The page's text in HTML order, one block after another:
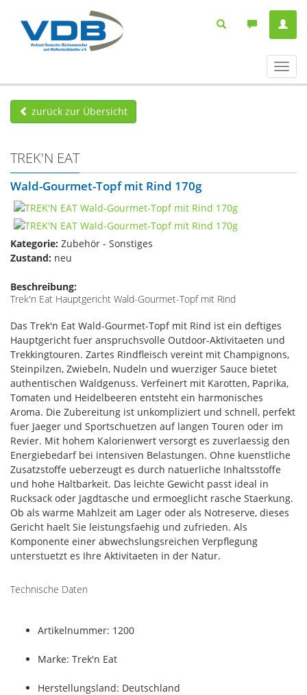
ein-/
zurück zur Übersicht
TREK'N EAT
Wald-Gourmet-Topf mit Rind 170g
Kategorie: Zubehör - Sonstiges
Zustand: neu
Beschreibung:
Trek'n Eat Hauptgericht Wald-Gourmet-Topf mit Rind
Das Trek'n Eat Wald-Gourmet-Topf mit Rind ist ein deftiges
Hauptgericht fuer anspruchsvolle Outdoor-Aktivitaeten und
Trekkingtouren. Zartes Rindfleisch vereint mit Champignons,
Steinpilzen, Zwiebeln, Nudeln und wuerziger Sauce bietet
authentischen Waldgenuss. Verfeinert mit Karotten, Paprika,
Tomaten und Heidelbeeren entsteht ein harmonisches
Aroma. Die Zubereitung ist unkompliziert und schnell, perfekt
fuer Jaeger und Sportschuetzen auf langen Touren oder im
Revier. Mit hohem Kalorienwert versorgt es zuverlaessig den
Energiebedarf bei intensiven Belastungen. Ohne kuenstliche
Zusatzstoffe ueberzeugt es durch natuerliche Inhaltsstoffe
und hohe Haltbarkeit. Das leichte Gewicht passt ideal in
Rucksack oder Jagdtasche und ermoeglicht rasche Staerkung.
Ob als warme Mahlzeit am Lager oder als Notreserve, dieses
Gericht haelt Sie leistungsfaehig und zufrieden. Als
Komponente einer abwechslungsreichen Verpflegung
unterstuetzt es Ihre Aktivitaeten in der Natur.
Technische Daten
Artikelnummer: 1200
Marke: Trek'n Eat
Herstellungsland: Deutschland